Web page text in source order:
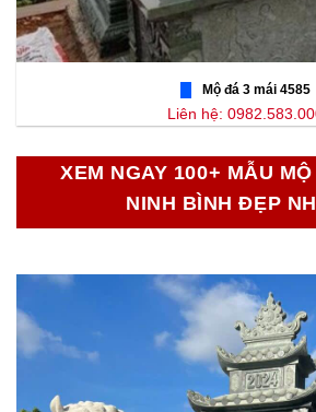
Mộ đá 3 mái 4585
Liên hệ:
XEM NGAY 100+ MẪU
NINH BÌNH ĐẸP